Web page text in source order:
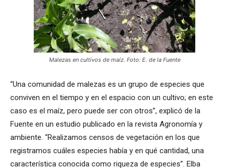
Malezas en cultivos de maíz. Foto: E. de la Fuente
“Una comunidad de malezas es un grupo de especies que
conviven en el tiempo y en el espacio con un cultivo; en este
caso es el maíz, pero puede ser con otros”, explicó de la
Fuente en un estudio publicado en la revista Agronomía y
ambiente. “Realizamos censos de vegetación en los que
registramos cuáles especies había y en qué cantidad, una
característica conocida como riqueza de especies”. Elba